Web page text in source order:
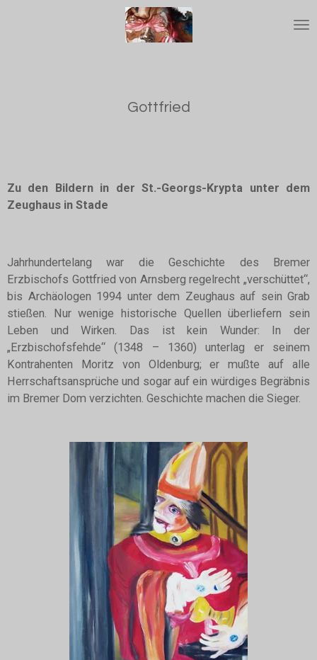
Gottfried
Zu den Bildern in der St.-Georgs-Krypta unter dem
Zeughaus in Stade
Jahrhundertelang war die Geschichte des Bremer
Erzbischofs Gottfried von Arnsberg regelrecht „verschüttet“,
bis Archäologen 1994 unter dem Zeughaus auf sein Grab
stießen. Nur wenige historische Quellen überliefern sein
Leben und Wirken. Das ist kein Wunder: In der
„Erzbischofsfehde“ (1348 – 1360) unterlag er seinem
Kontrahenten Moritz von Oldenburg; er mußte auf alle
Herrschaftsansprüche und sogar auf ein würdiges Begräbnis
im Bremer Dom verzichten. Geschichte machen die Sieger.